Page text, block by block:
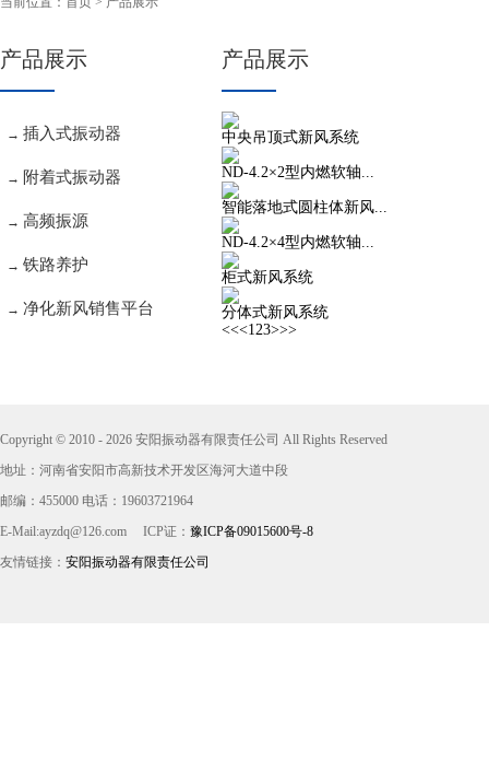
产品展示
→ 插入式振动器
→ 附着式振动器
→ 高频振源
→ 铁路养护
→ 净化新风销售平台
产品展示
中央吊顶式新风系统
ND-4.2×2型内燃软轴...
智能落地式圆柱体新风...
ND-4.2×4型内燃软轴...
柜式新风系统
分体式新风系统
<<<123>>>
Copyright © 2010 - 2026 安阳振动器有限责任公司 All Rights Reserved
地址：河南省安阳市高新技术开发区海河大道中段
邮编：455000 电话：19603721964
E-Mail:ayzdq@126.com
ICP证： 豫ICP备09015600号-8
友情链接： 安阳振动器有限责任公司